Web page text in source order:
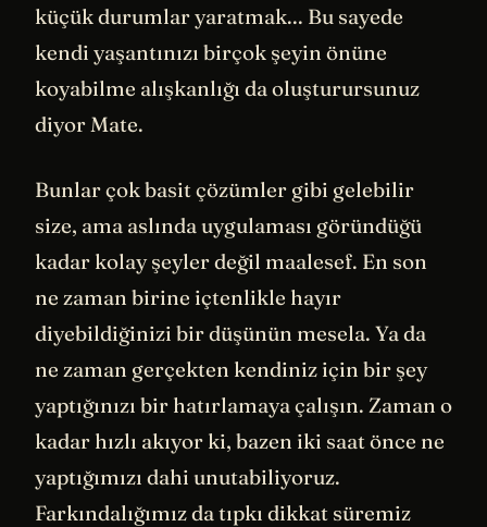
küçük durumlar yaratmak... Bu sayede
kendi yaşantınızı birçok şeyin önüne
koyabilme alışkanlığı da oluşturursunuz
diyor Mate.
Bunlar çok basit çözümler gibi gelebilir
size, ama aslında uygulaması göründüğü
kadar kolay şeyler değil maalesef. En son
ne zaman birine içtenlikle hayır
diyebildiğinizi bir düşünün mesela. Ya da
ne zaman gerçekten kendiniz için bir şey
yaptığınızı bir hatırlamaya çalışın. Zaman o
kadar hızlı akıyor ki, bazen iki saat önce ne
yaptığımızı dahi unutabiliyoruz.
Farkındalığımız da tıpkı dikkat süremiz